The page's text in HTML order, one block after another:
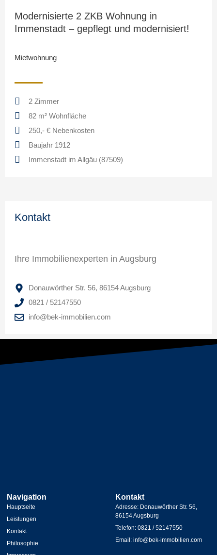
Modernisierte 2 ZKB Wohnung in
Immenstadt – gepflegt und modernisiert!
Mietwohnung
2 Zimmer
82 m² Wohnfläche
250,- € Nebenkosten
Baujahr 1912
Immenstadt im Allgäu (87509)
Kontakt
Ihre Immobilienexperten in Augsburg
Donauwörther Str. 56, 86154 Augsburg
0821 / 52147550
info@bek-immobilien.com
Navigation
Hauptseite
Leistungen
Kontakt
Philosophie
Kontakt
Adresse: Donauwörther Str. 56,
86154 Augsburg
Telefon: 0821 / 52147550
Email: info@bek-immobilien.com